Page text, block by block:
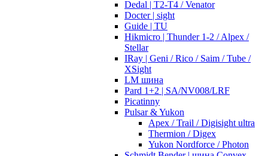
Dedal | T2-T4 / Venator
Docter | sight
Guide | TU
Hikmicro | Thunder 1-2 / Alpex /
Stellar
IRay | Geni / Rico / Saim / Tube /
XSight
LM шина
Pard 1+2 | SA/NV008/LRF
Picatinny
Pulsar & Yukon
Apex / Trail / Digisight ultra
Thermion / Digex
Yukon Nordforce / Photon